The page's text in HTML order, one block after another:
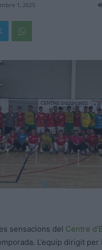
1, 2025
sensacions del Centre
L’equip dirigit per